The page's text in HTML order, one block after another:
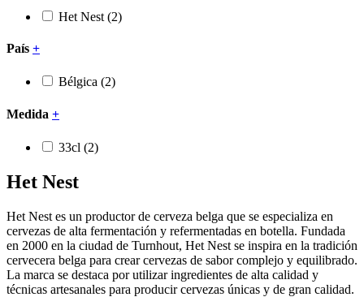
Het Nest (2)
País +
Bélgica (2)
Medida +
33cl (2)
Het Nest
Het Nest es un productor de cerveza belga que se especializa en
cervezas de alta fermentación y refermentadas en botella. Fundada
en 2000 en la ciudad de Turnhout, Het Nest se inspira en la tradición
cervecera belga para crear cervezas de sabor complejo y equilibrado.
La marca se destaca por utilizar ingredientes de alta calidad y
técnicas artesanales para producir cervezas únicas y de gran calidad.